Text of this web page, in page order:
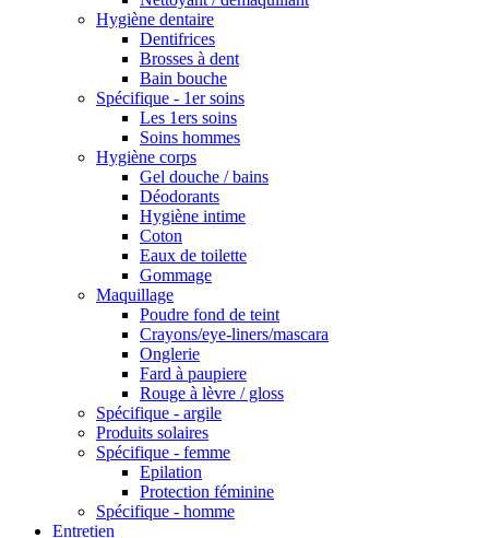
Hygiène dentaire
Dentifrices
Brosses à dent
Bain bouche
Spécifique - 1er soins
Les 1ers soins
Soins hommes
Hygiène corps
Gel douche / bains
Déodorants
Hygiène intime
Coton
Eaux de toilette
Gommage
Maquillage
Poudre fond de teint
Crayons/eye-liners/mascara
Onglerie
Fard à paupiere
Rouge à lèvre / gloss
Spécifique - argile
Produits solaires
Spécifique - femme
Epilation
Protection féminine
Spécifique - homme
Entretien